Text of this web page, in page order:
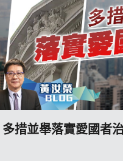
活動
關於我們
我們的立場
多措並舉落實愛國者